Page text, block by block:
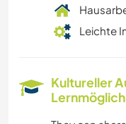
Leichte
Kultureller